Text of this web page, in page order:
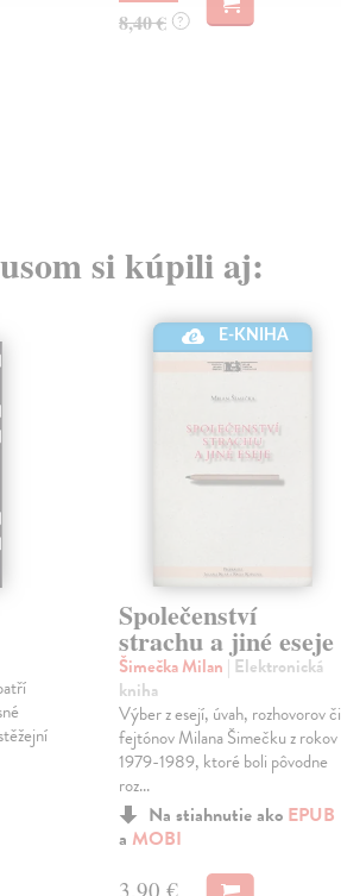
8,40 € ?
si kúpili aj:
E-KNIHA
Společenství
strachu a jiné eseje
Šimečka Milan | Elektronická
kniha
Výber z esejí, úvah, rozhovorov či
fejtónov Milana Šimečku z rokov
1979-1989, ktoré boli pôvodne
roz...
Na stiahnutie ako EPUB
a MOBI
3,90 €